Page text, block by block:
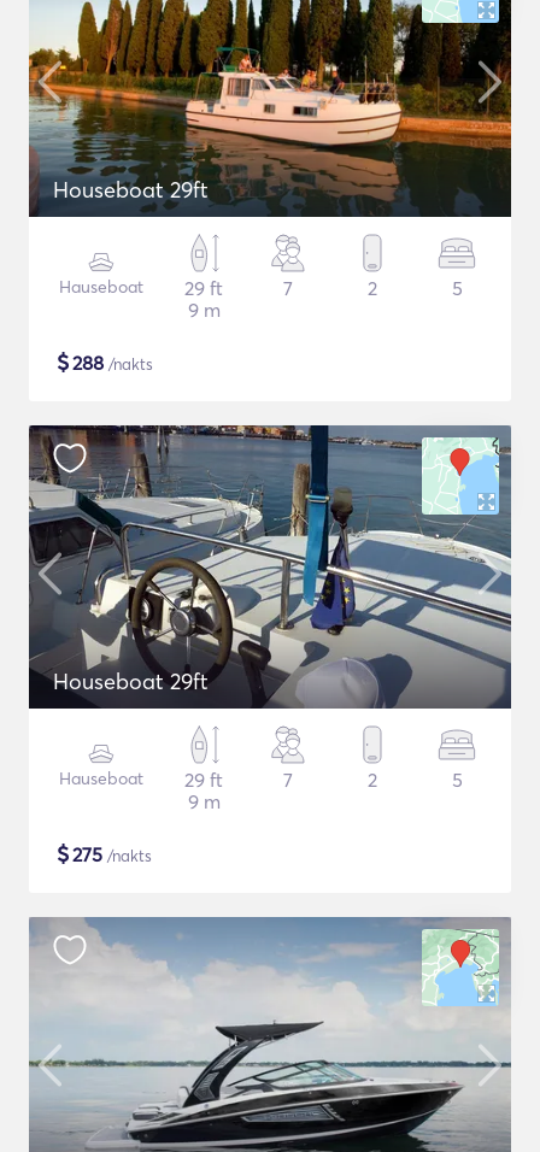
Houseboat 29ft
Hauseboat
29 ft
9 m
7 2 5
$288 /nakts
Houseboat 29ft
Hauseboat
29 ft
9 m
7 2 5
$275 /nakts